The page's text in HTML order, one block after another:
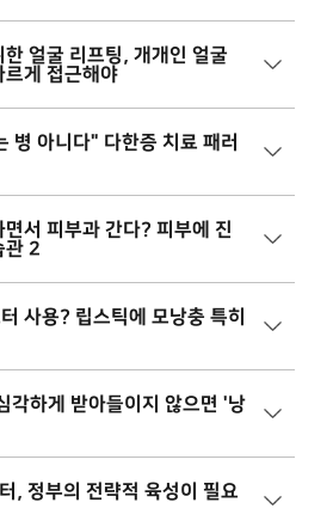
한 얼굴 리프팅, 개개인 얼굴
르게 접근해야
병 아니다" 다한증 치료 패러
면서 피부과 간다? 피부에 진
관 2
사용? 립스틱에 모낭충 특히
각하게 받아들이지 않으면 '낭
, 정부의 전략적 육성이 필요